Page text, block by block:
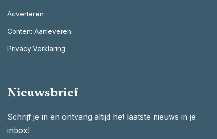
Adverteren
Content Aanleveren
Privacy Verklaring
Nieuwsbrief
Schrijf je in en ontvang altijd het laatste nieuws in je
inbox!